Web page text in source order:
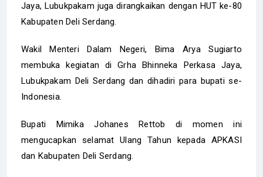
Jaya, Lubukpakam juga dirangkaikan dengan HUT ke-80
Kabupaten Deli Serdang.
Wakil Menteri Dalam Negeri, Bima Arya Sugiarto
membuka kegiatan di Grha Bhinneka Perkasa Jaya,
Lubukpakam Deli Serdang dan dihadiri para bupati se-
Indonesia.
Bupati Mimika Johanes Rettob di momen ini
mengucapkan selamat Ulang Tahun kepada APKASI
dan Kabupaten Deli Serdang.